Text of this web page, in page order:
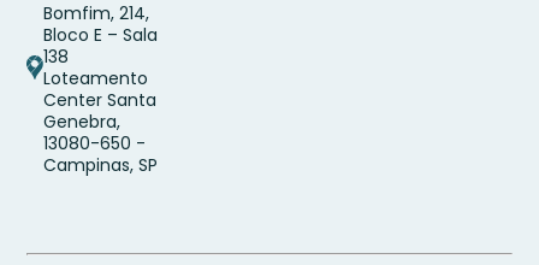
Bomfim, 214,
Bloco E – Sala
138
Loteamento
Center Santa
Genebra,
13080-650 -
Campinas, SP